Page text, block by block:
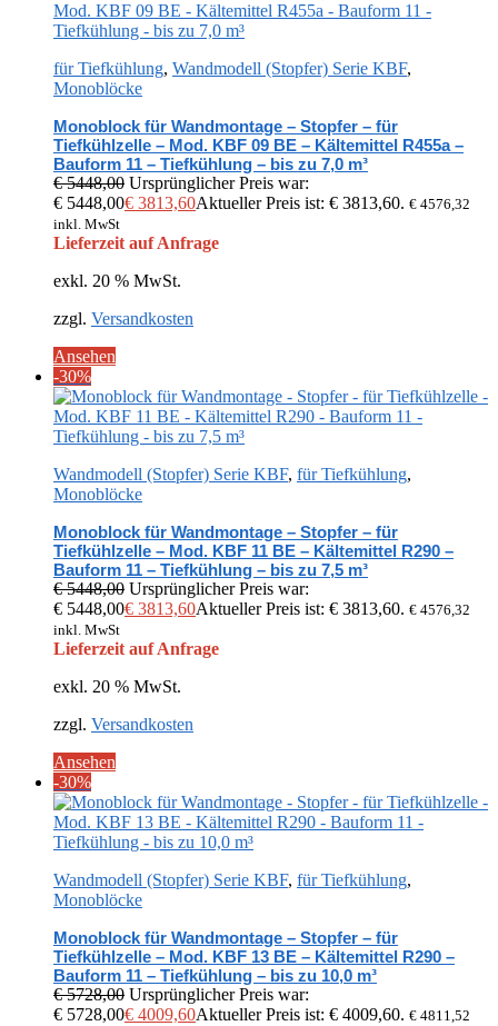
für Tiefkühlung, Wandmodell (Stopfer) Serie KBF,
Monoblöcke
Monoblock für Wandmontage – Stopfer – für
Tiefkühlzelle – Mod. KBF 09 BE – Kältemittel R455a –
Bauform 11 – Tiefkühlung – bis zu 7,0 m³
€5448,00 Ursprünglicher Preis war:
€ 5448,00€ 3813,60Aktueller Preis ist: € 3813,60. € 4576,32
inkl. MwSt
Lieferzeit auf Anfrage
exkl. 20 % MwSt.
zzgl. Versandkosten
Ansehen
-30%
Wandmodell (Stopfer) Serie KBF, für Tiefkühlung,
Monoblöcke
Monoblock für Wandmontage – Stopfer – für
Tiefkühlzelle – Mod. KBF 11 BE – Kältemittel R290 –
Bauform 11 – Tiefkühlung – bis zu 7,5 m³
€5448,00 Ursprünglicher Preis war:
€ 5448,00€ 3813,60Aktueller Preis ist: € 3813,60. € 4576,32
inkl. MwSt
Lieferzeit auf Anfrage
exkl. 20 % MwSt.
zzgl. Versandkosten
Ansehen
-30%
Wandmodell (Stopfer) Serie KBF, für Tiefkühlung,
Monoblöcke
Monoblock für Wandmontage – Stopfer – für
Tiefkühlzelle – Mod. KBF 13 BE – Kältemittel R290 –
Bauform 11 – Tiefkühlung – bis zu 10,0 m³
€5728,00 Ursprünglicher Preis war:
€ 5728,00€ 4009,60Aktueller Preis ist: € 4009,60. € 4811,52